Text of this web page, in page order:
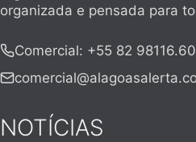
organizada e pensada para
Comercial: +55 82
NOTÍCIAS